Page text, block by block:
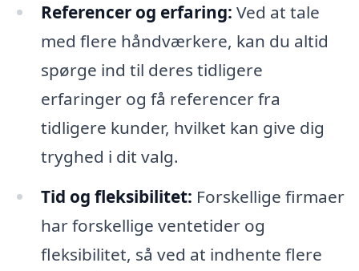
Referencer og erfaring: Ved at tale
med flere håndværkere, kan du altid
spørge ind til deres tidligere
erfaringer og få referencer fra
tidligere kunder, hvilket kan give dig
tryghed i dit valg.
Tid og fleksibilitet: Forskellige firmaer
har forskellige ventetider og
fleksibilitet, så ved at indhente flere